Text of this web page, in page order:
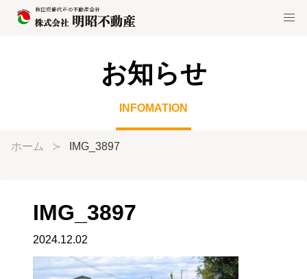
お知らせ
INFOMATION
ホーム IMG_3897
IMG_3897
2024.12.02